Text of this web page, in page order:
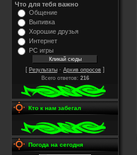
Что для тебя важно
Общение
Выпивка
Хорошие друзья
Интернет
PC игры
[ Результаты · Архив опросов ]
Всего ответов: 216
Кто к нам забегал
Погода на сегодня